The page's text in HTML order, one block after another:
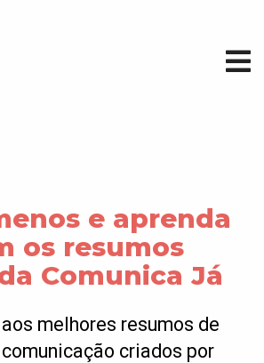
e aprenda
os resumos
Comunica Já
melhores resumos de
criados por